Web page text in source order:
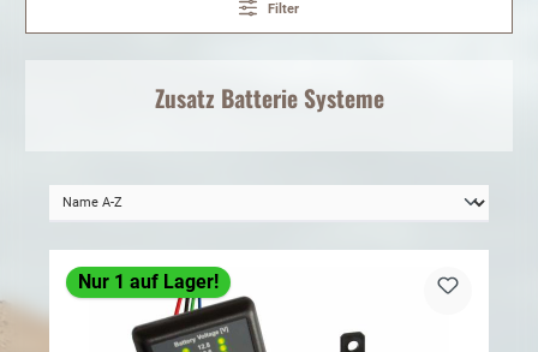
Filter
Zusatz Batterie Systeme
Nur 1 auf Lager!